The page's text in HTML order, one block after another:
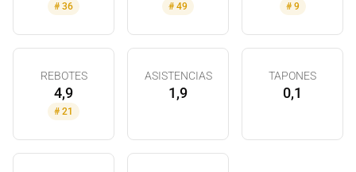
# 36 # 49 # 9
REBOTES
4,9
# 21
ASISTENCIAS
1,9
TAPONES
0,1